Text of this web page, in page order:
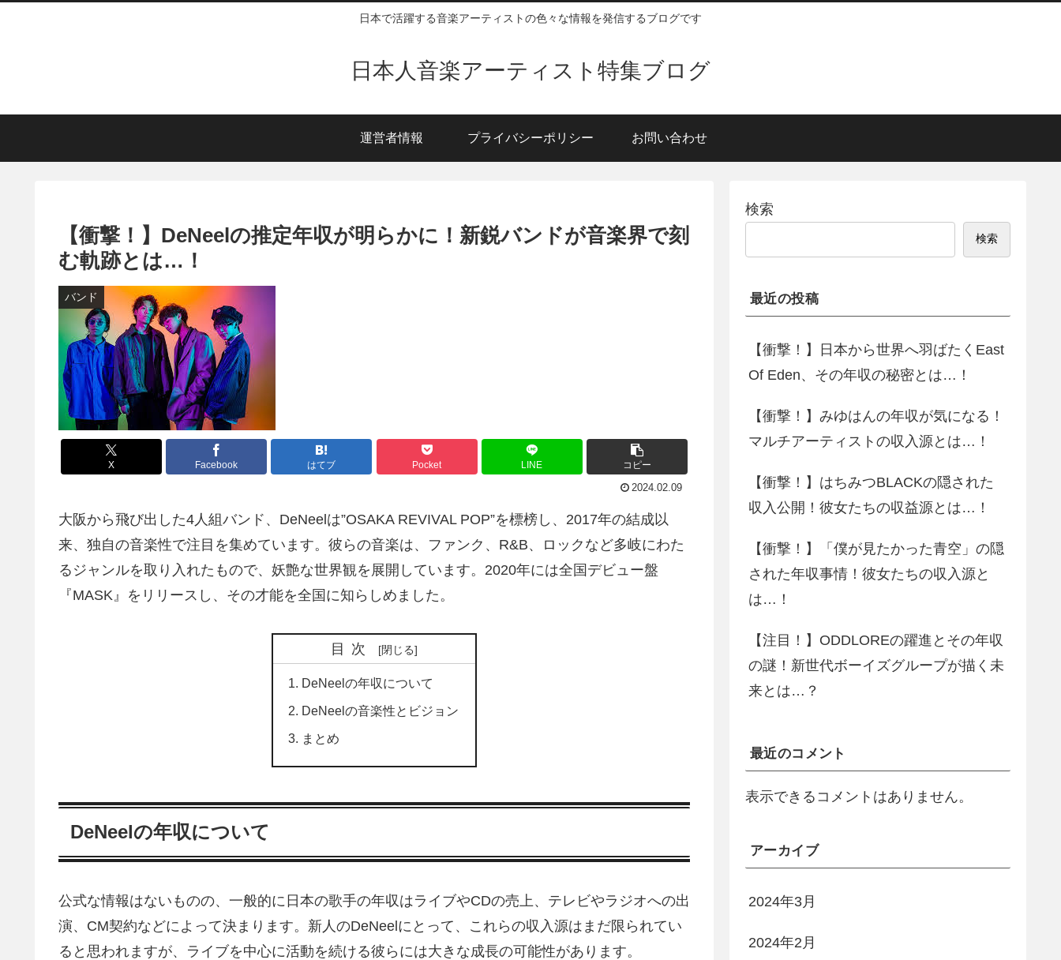
日本で活躍する音楽アーティストの色々な情報を発信するブログです
日本人音楽アーティスト特集ブログ
運営者情報 プライバシーポリシー お問い合わせ
【衝撃！】DeNeelの推定年収が明らかに！新鋭バンドが音楽界で刻
む軌跡とは…！
バンド
X Facebook はてブ Pocket LINE コピー
2024.02.09
大阪から飛び出した4人組バンド、DeNeelは”OSAKA REVIVAL POP”を標榜し、2017年の結成以
来、独自の音楽性で注目を集めています。彼らの音楽は、ファンク、R&B、ロックなど多岐にわた
るジャンルを取り入れたもので、妖艶な世界観を展開しています。2020年には全国デビュー盤
『MASK』をリリースし、その才能を全国に知らしめました。
目次
DeNeelの年収について
DeNeelの音楽性とビジョン
まとめ
DeNeelの年収について
公式な情報はないものの、一般的に日本の歌手の年収はライブやCDの売上、テレビやラジオへの出
演、CM契約などによって決まります。新人のDeNeelにとって、これらの収入源はまだ限られてい
ると思われますが、ライブを中心に活動を続ける彼らには大きな成長の可能性があります。
検索
検索
最近の投稿
【衝撃！】日本から世界へ羽ばたくEast
Of Eden、その年収の秘密とは…！
【衝撃！】みゆはんの年収が気になる！
マルチアーティストの収入源とは…！
【衝撃！】はちみつBLACKの隠された
収入公開！彼女たちの収益源とは…！
【衝撃！】「僕が見たかった青空」の隠
された年収事情！彼女たちの収入源と
は…！
【注目！】ODDLOREの躍進とその年収
の謎！新世代ボーイズグループが描く未
来とは…？
最近のコメント
表示できるコメントはありません。
アーカイブ
2024年3月
2024年2月